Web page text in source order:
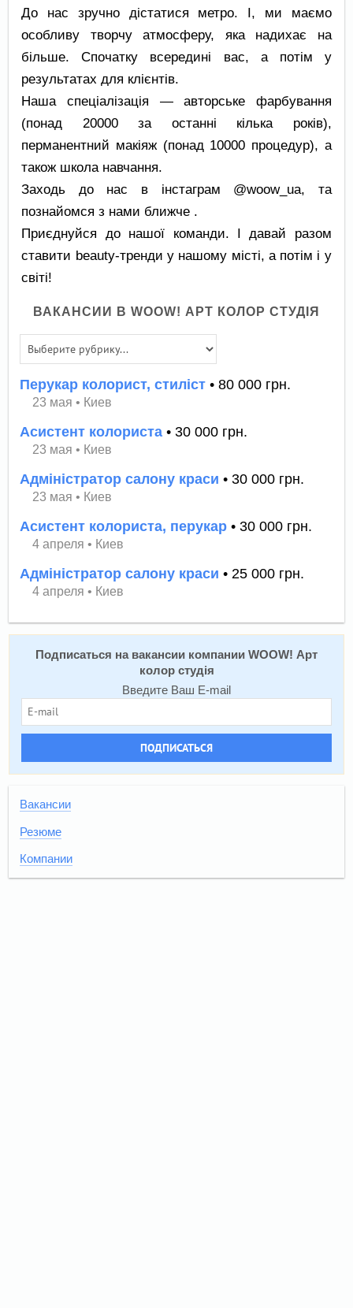
До нас зручно дістатися метро. І, ми маємо
особливу творчу атмосферу, яка надихає на
більше. Спочатку всередині вас, а потім у
результатах для клієнтів.
Наша спеціалізація — авторське фарбування
(понад 20000 за останні кілька років),
перманентний макіяж (понад 10000 процедур), а
також школа навчання.
​Заходь до нас в інстаграм @woow_ua, та
познайомся з нами ближче .
Приєднуйся до нашої команди. І давай разом
ставити beauty-тренди у нашому місті, а потім і у
світі!
ВАКАНСИИ В WOOW! АРТ КОЛОР СТУДІЯ
Перукар колорист, стиліст • 80 000 грн.
23 мая • Киев
Асистент колориста • 30 000 грн.
23 мая • Киев
Адміністратор салону краси • 30 000 грн.
23 мая • Киев
Асистент колориста, перукар • 30 000 грн.
4 апреля • Киев
Адміністратор салону краси • 25 000 грн.
4 апреля • Киев
Подписаться на вакансии компании WOOW! Арт
колор студія
Введите Ваш E-mail
ПОДПИСАТЬСЯ
Вакансии
Резюме
Компании